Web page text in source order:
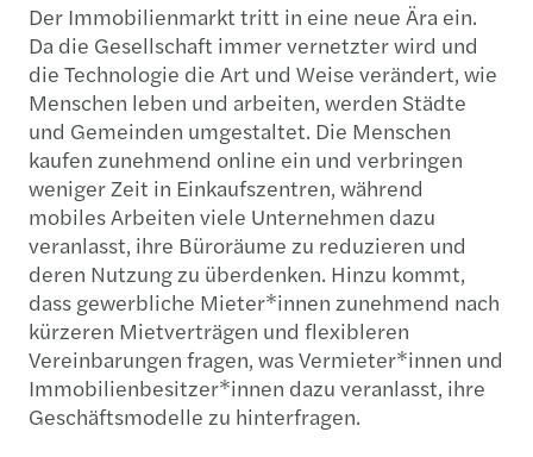
Der Immobilienmarkt tritt in eine neue Ära ein.
Da die Gesellschaft immer vernetzter wird und
die Technologie die Art und Weise verändert, wie
Menschen leben und arbeiten, werden Städte
und Gemeinden umgestaltet. Die Menschen
kaufen zunehmend online ein und verbringen
weniger Zeit in Einkaufszentren, während
mobiles Arbeiten viele Unternehmen dazu
veranlasst, ihre Büroräume zu reduzieren und
deren Nutzung zu überdenken. Hinzu kommt,
dass gewerbliche Mieter*innen zunehmend nach
kürzeren Mietverträgen und flexibleren
Vereinbarungen fragen, was Vermieter*innen und
Immobilienbesitzer*innen dazu veranlasst, ihre
Geschäftsmodelle zu hinterfragen.